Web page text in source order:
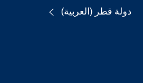
دولة قطر (العربية)